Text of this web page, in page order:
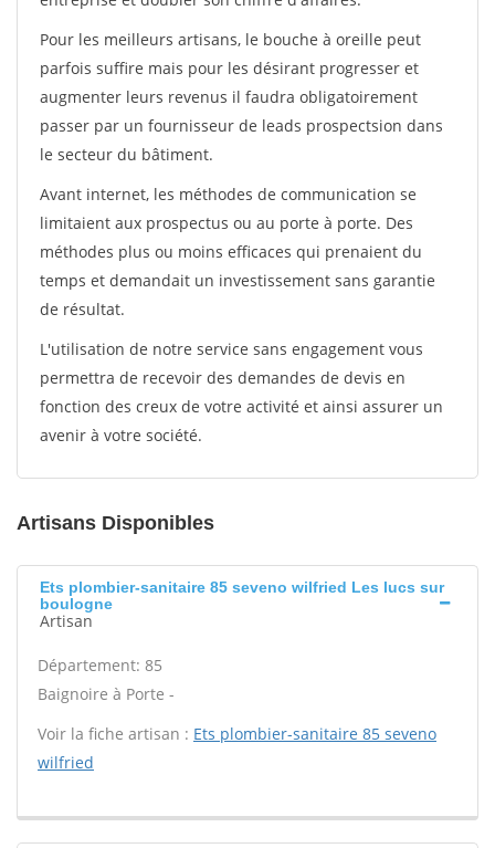
Pour les meilleurs artisans, le bouche à oreille peut
parfois suffire mais pour les désirant progresser et
augmenter leurs revenus il faudra obligatoirement
passer par un fournisseur de leads prospectsion dans
le secteur du bâtiment.
Avant internet, les méthodes de communication se
limitaient aux prospectus ou au porte à porte. Des
méthodes plus ou moins efficaces qui prenaient du
temps et demandait un investissement sans garantie
de résultat.
L'utilisation de notre service sans engagement vous
permettra de recevoir des demandes de devis en
fonction des creux de votre activité et ainsi assurer un
avenir à votre société.
Artisans Disponibles
Ets plombier-sanitaire 85 seveno wilfried Les lucs sur
boulogne
Artisan
Département: 85
Baignoire à Porte -
Voir la fiche artisan : Ets plombier-sanitaire 85 seveno
wilfried